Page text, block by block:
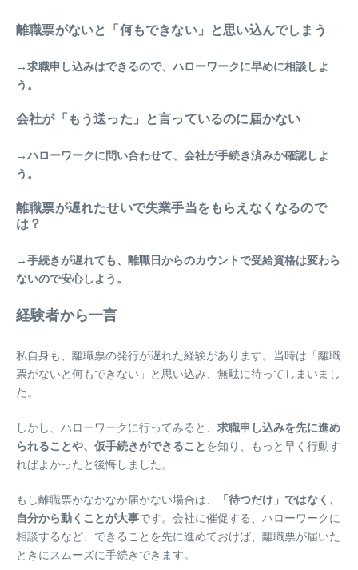
離職票がないと「何もできない」と思い込んでしまう
→求職申し込みはできるので、ハローワークに早めに相談しよ
う。
会社が「もう送った」と言っているのに届かない
→ハローワークに問い合わせて、会社が手続き済みか確認しよ
う。
離職票が遅れたせいで失業手当をもらえなくなるので
は？
→手続きが遅れても、離職日からのカウントで受給資格は変わら
ないので安心しよう。
経験者から一言
私自身も、離職票の発行が遅れた経験があります。当時は「離職
票がないと何もできない」と思い込み、無駄に待ってしまいまし
た。
しかし、ハローワークに行ってみると、 求職申し込みを先に進め
られることや、仮手続きができることを知り、もっと早く行動す
ればよかったと後悔しました。
もし離職票がなかなか届かない場合は、
「待つだけ」ではなく、
自分から動くことが大事です。会社に催促する、ハローワークに
相談するなど、できることを先に進めておけば、離職票が届いた
ときにスムーズに手続きできます。